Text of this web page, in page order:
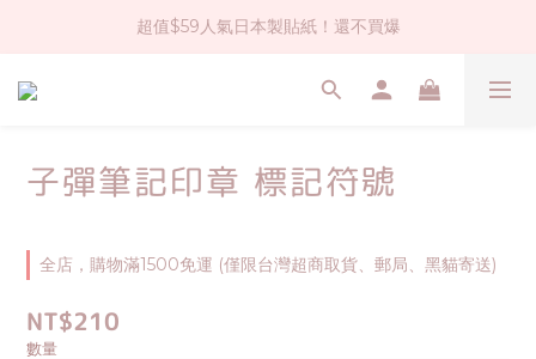
社群大人氣！各種有趣的打洞器
超值$59人氣日本製貼紙！還不買爆
全店$1500免運(台灣地區)
子彈筆記印章 標記符號
全店，購物滿1500免運 (僅限台灣超商取貨、郵局、黑貓寄送)
NT$210
數量